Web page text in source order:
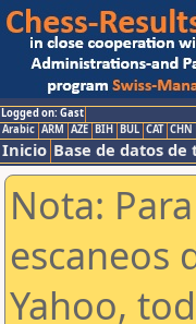
Logged on: Gast
Arabic ARM AZE BIH BUL CAT CHN
Inicio Base de datos de
Nota:
escaneos
Yahoo,